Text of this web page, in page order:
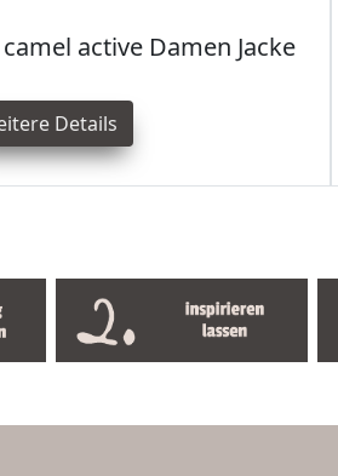
camel active Damen Jacke
Details